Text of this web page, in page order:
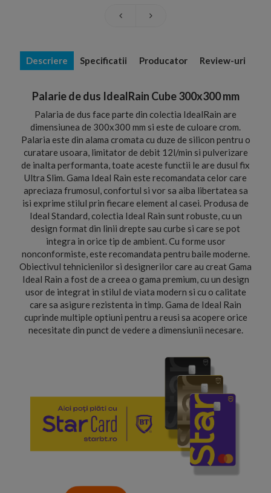
Descriere Specificatii Producator Review-uri
Palarie de dus IdealRain Cube 300x300 mm
Palaria de dus face parte din colectia IdealRain are
dimensiunea de 300x300 mm si este de culoare crom.
Palaria este din alama cromata cu duze de silicon pentru o
curatare usoara, limitator de debit 12l/min si pulverizare
de inalta performanta, toate aceste functii le are dusul fix
Ultra Slim. Gama Ideal Rain este recomandata celor care
apreciaza frumosul, confortul si vor sa aiba libertatea sa
isi exprime stilul prin fiecare element al casei. Produsa de
Ideal Standard, colectia Ideal Rain sunt robuste, cu un
design format din linii drepte sau curbe si care se pot
integra in orice tip de ambient. Cu forme usor
nonconformiste, este recomandata pentru baile moderne.
Obiectivul tehnicienilor si designerilor care au creat Gama
Ideal Rain a fost de a creea o gama premium, cu un design
usor de integrat in stilul de viata modern si cu o calitate
care sa asigure rezistenta in timp. Gama de Ideal Rain
cuprinde multiple optiuni pentru a reusi sa acopere orice
necesitate din punct de vedere a dimensiunii necesare.